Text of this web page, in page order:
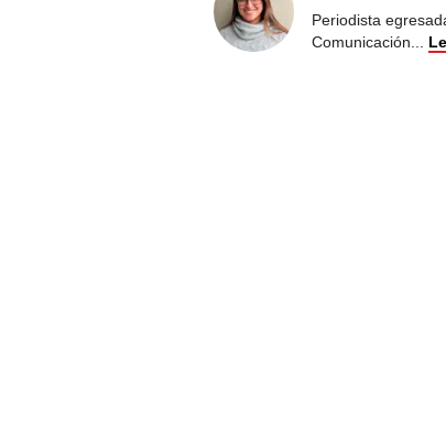
Periodista
Comunicación...